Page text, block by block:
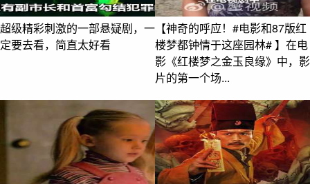
超级精彩刺激的一部悬疑剧，一
定要去看，简直太好看
【神奇的呼应！#电影和87版红
楼梦都钟情于这座园林# 】在电
影《红楼梦之金玉良缘》中，影
片的第一个场...